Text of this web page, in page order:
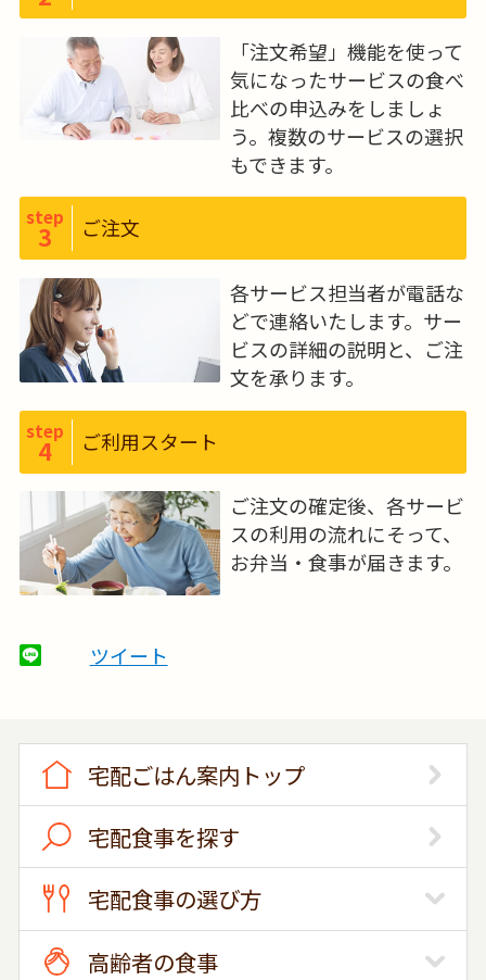
「注文希望」機能を使って
気になったサービスの食べ
比べの申込みをしましょ
う。複数のサービスの選択
もできます。
step
3 ご注文
各サービス担当者が電話な
どで連絡いたします。サー
ビスの詳細の説明と、ご注
文を承ります。
step
4 ご利用スタート
ご注文の確定後、各サービ
スの利用の流れにそって、
お弁当・食事が届きます。
ツイート
宅配ごはん案内トップ
宅配食事を探す
宅配食事の選び方
高齢者の食事